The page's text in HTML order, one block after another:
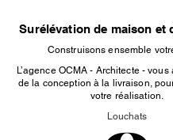
Surélévation de maison et
Construisons ensemble
L’agence OCMA - Architecte -
de la conception à la livraison,
votre réalisation.
Louchats